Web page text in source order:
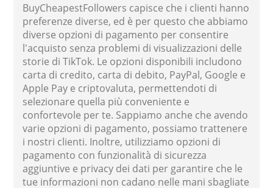
BuyCheapestFollowers capisce che i clienti hanno
preferenze diverse, ed è per questo che abbiamo
diverse opzioni di pagamento per consentire
l'acquisto senza problemi di visualizzazioni delle
storie di TikTok. Le opzioni disponibili includono
carta di credito, carta di debito, PayPal, Google e
Apple Pay e criptovaluta, permettendoti di
selezionare quella più conveniente e
confortevole per te. Sappiamo anche che avendo
varie opzioni di pagamento, possiamo trattenere
i nostri clienti. Inoltre, utilizziamo opzioni di
pagamento con funzionalità di sicurezza
aggiuntive e privacy dei dati per garantire che le
tue informazioni non cadano nelle mani sbagliate